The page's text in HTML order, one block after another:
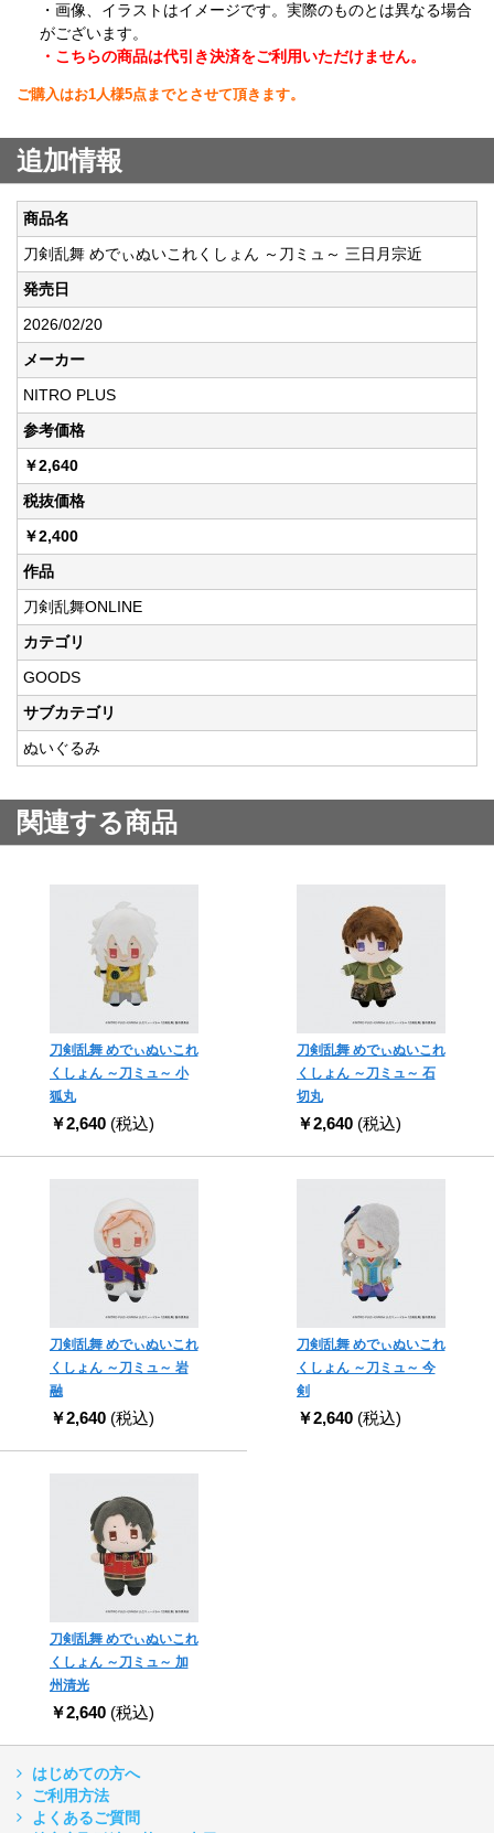
・画像、イラストはイメージです。実際のものとは異なる場合
がございます。
・こちらの商品は代引き決済をご利用いただけません。
ご購入はお1人様5点までとさせて頂きます。
追加情報
商品名
刀剣乱舞 めでぃぬいこれくしょん ～刀ミュ～ 三日月宗近
発売日
2026/02/20
メーカー
NITRO PLUS
参考価格
￥2,640
税抜価格
￥2,400
作品
刀剣乱舞ONLINE
カテゴリ
GOODS
サブカテゴリ
ぬいぐるみ
関連する商品
刀剣乱舞 めでぃぬいこれ
くしょん ～刀ミュ～ 小
狐丸
￥2,640 (税込)
刀剣乱舞 めでぃぬいこれ
くしょん ～刀ミュ～ 石
切丸
￥2,640 (税込)
刀剣乱舞 めでぃぬいこれ
くしょん ～刀ミュ～ 岩
融
￥2,640 (税込)
刀剣乱舞 めでぃぬいこれ
くしょん ～刀ミュ～ 今
剣
￥2,640 (税込)
刀剣乱舞 めでぃぬいこれ
くしょん ～刀ミュ～ 加
州清光
￥2,640 (税込)
はじめての方へ
ご利用方法
よくあるご質問